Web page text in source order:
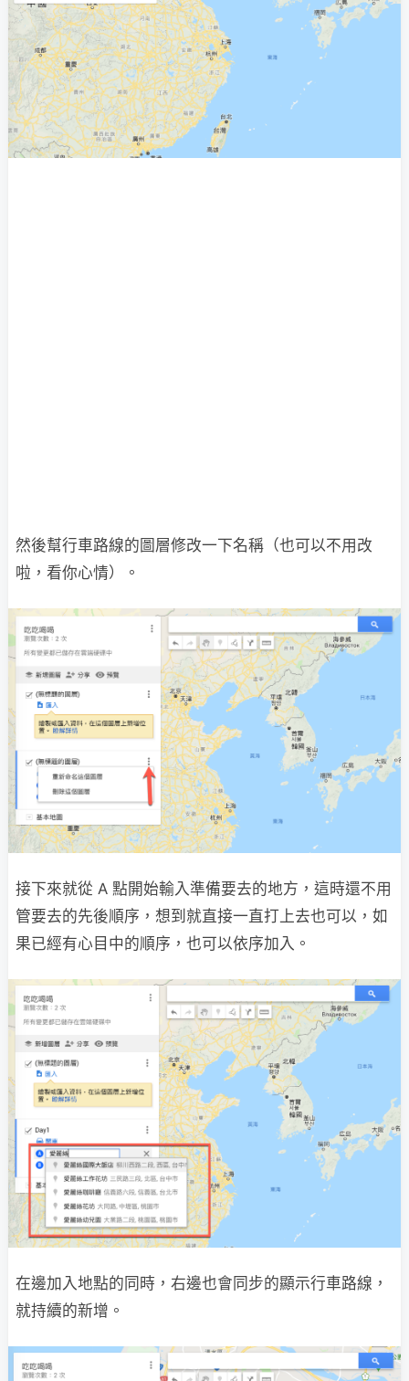
然後幫行車路線的圖層修改一下名稱（也可以不用改
啦，看你心情）。
接下來就從 A 點開始輸入準備要去的地方，這時還不用
管要去的先後順序，想到就直接一直打上去也可以，如
果已經有心目中的順序，也可以依序加入。
在邊加入地點的同時，右邊也會同步的顯示行車路線，
就持續的新增。